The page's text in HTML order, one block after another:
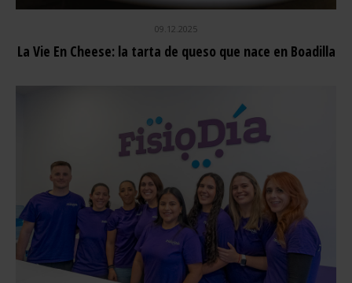
09.12.2025
La Vie En Cheese: la tarta de queso que nace en Boadilla